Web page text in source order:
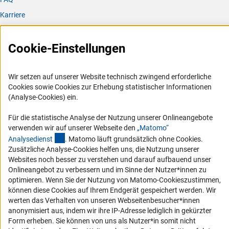
Finanzierung werden unter anderem im
Jahresbericht (interner Link)
undDFG-Förderatlas (interner Link)
veröffentlicht.
Grundlage der Auswertungen sind die von den
Verbünden übermittelten Daten aus den Jahren 2021 bis
2025. Diese wurden von der DFG-Geschäftsstelle einer
Qualitätskontrolle unterzogen. Die Grundgesamtheit für
EXC bilden die im Jahr 2019 eingerichteten
Exzellenzcluster sowie für SFB und GRK die
Sonderforschungsbereiche bzw. Graduiertenkollegs, die in
dem entsprechenden Jahr bis zum Erhebungsstart
mindestens einen Monat gefördert wurden, ebenfalls
Karriere
RSS-Feeds
Vergabeverfahren
Barrierefreiheit
Service und Informationen für Menschen mit Behinderungen
Erklärung zur Barrierefreiheit
Barriere melden
DFG-aktuell
Erhalten Sie Neuigkeiten aus der DFG direkt in Ihr Mailpostfach oder
schauen Sie sich die Ausgaben online an.
Zum Newsletter
Cookie-Einstellungen
Wir setzen auf unserer Website technisch zwingend erforderliche
Cookies sowie Cookies zur Erhebung statistischer Informationen
(Analyse-Cookies) ein.
Für die statistische Analyse der Nutzung unserer Onlineangebote
verwenden wir auf unserer Webseite den „Matomo“
Analysedienst (externer Link)
. Matomo läuft grundsätzlich ohne Cookies.
Zusätzliche Analyse-Cookies helfen uns, die Nutzung unserer
Websites noch besser zu verstehen und darauf aufbauend unser
Onlineangebot zu verbessern und im Sinne der Nutzer*innen zu
optimieren. Wenn Sie der Nutzung von Matomo-Cookieszustimmen,
können diese Cookies auf Ihrem Endgerät gespeichert werden. Wir
werten das Verhalten von unseren Webseitenbesucher*innen
anonymisiert aus, indem wir ihre IP-Adresse lediglich in gekürzter
Form erheben. Sie können von uns als Nutzer*in somit nicht